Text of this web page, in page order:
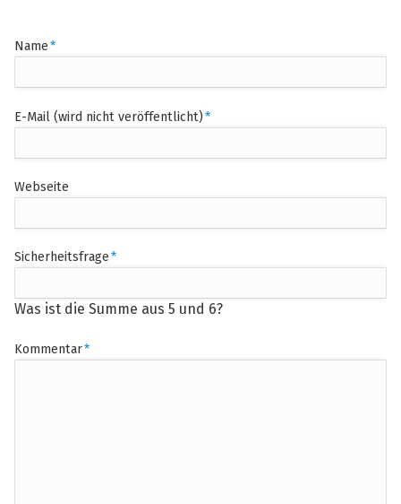
Pflichtfeld
Name*
Pflichtfeld
E-Mail (wird nicht veröffentlicht)*
Webseite
Pflichtfeld
Sicherheitsfrage*
Was ist die Summe aus 5 und 6?
Pflichtfeld
Kommentar*